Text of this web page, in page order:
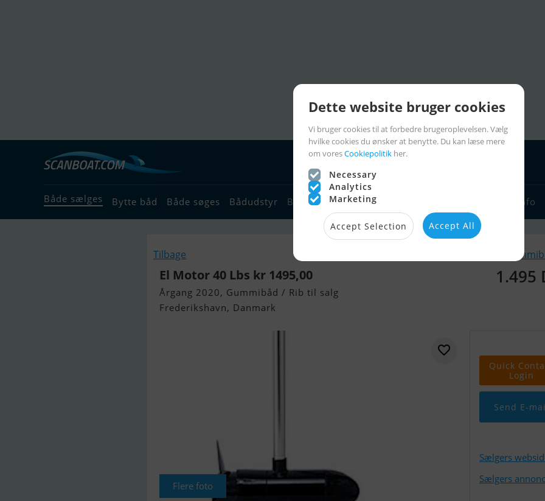
Både sælges Bytte båd Både søges Bådudstyr Bådforhandlere Sejlerlinks Sejlerinfo
Tilbage Lignende
El Motor 40 Lbs kr 1495,00
Årgang 2020, Gummibåd / Rib til salg
Frederikshavn, Danmark
1.495
Flere foto
Quick
Login
Send E-
Sælgers
Sælgers
Dette website bruger cookies
Vi bruger cookies til at forbedre brugeroplevelsen. Vælg
hvilke cookies du ønsker at benytte. Du kan læse mere
om voresCookiepolitik her.
Necessary
Analytics
Marketing
Accept Selection Accept All